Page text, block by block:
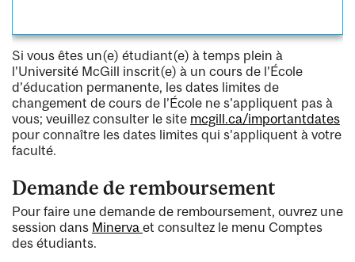
Si vous êtes un(e) étudiant(e) à temps plein à
l’Université McGill inscrit(e) à un cours de l’École
d’éducation permanente, les dates limites de
changement de cours de l’École ne s’appliquent pas à
vous; veuillez consulter le site mcgill.ca/importantdates
pour connaître les dates limites qui s’appliquent à votre
faculté.
Demande de remboursement
Pour faire une demande de remboursement, ouvrez une
session dans Minerva et consultez le menu Comptes
des étudiants.